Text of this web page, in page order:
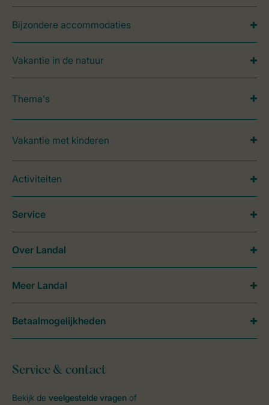
Bijzondere accommodaties
Vakantie in de natuur
Thema's
Vakantie met kinderen
Activiteiten
Service & contact
Bekijk de veelgestelde vragen of
Service
Over Landal
Meer Landal
Betaalmogelijkheden